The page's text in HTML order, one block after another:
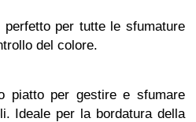
perfetto per tutte le sfumature
del colore.
piatto per gestire e sfumare
Ideale per la bordatura della